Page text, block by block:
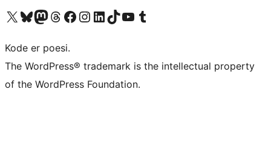
Besøk vår konto på X Visit our Bluesky account
Besøk vår Mastodon-konto
Visit our Threads account
Besøk vår Facebook-sideBesøk vår Instagram-konto
Besøk vår LinkedIn-konto
Visit our TikTok account
Visit our YouTube channel
Visit our Tumblr account
Kode er poesi.
The WordPress® trademark is the intellectual property
of the WordPress Foundation.